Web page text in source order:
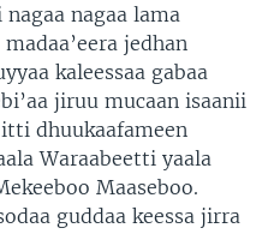
nagaa lama
jedhan
kaleessaa gabaa
jiruu mucaan isaanii
dhuukaafameen
Waraabeetti yaala
Maaseboo.
guddaa keessa jirra